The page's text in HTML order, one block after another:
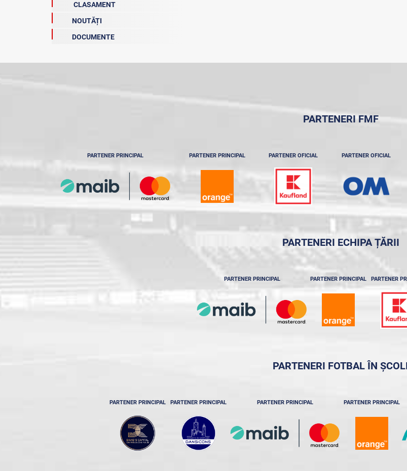
CLASAMENT
NOUTĂȚI
DOCUMENTE
PARTENERI FMF
PARTENER PRINCIPAL PARTENER PRINCIPAL PARTENER OFICIAL PARTENER OFICIAL
PARTENERI ECHIPA ȚĂRII
PARTENER PRINCIPAL PARTENER PRINCIPAL PARTENER
PARTENERI FOTBAL ÎN
PARTENER PRINCIPAL PARTENER PRINCIPAL PARTENER PRINCIPAL PARTENER PRINCIPAL